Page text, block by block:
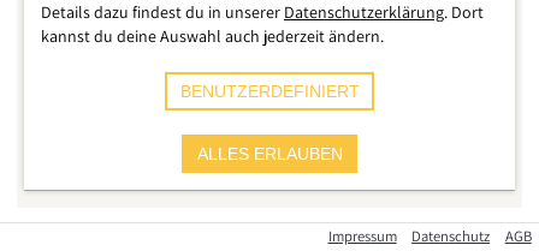
Impressum Datenschutz AGB
Details dazu findest du in unserer Datenschutzerklärung. Dort
kannst du deine Auswahl auch jederzeit ändern.
BENUTZERDEFINIERT
ALLES ERLAUBEN